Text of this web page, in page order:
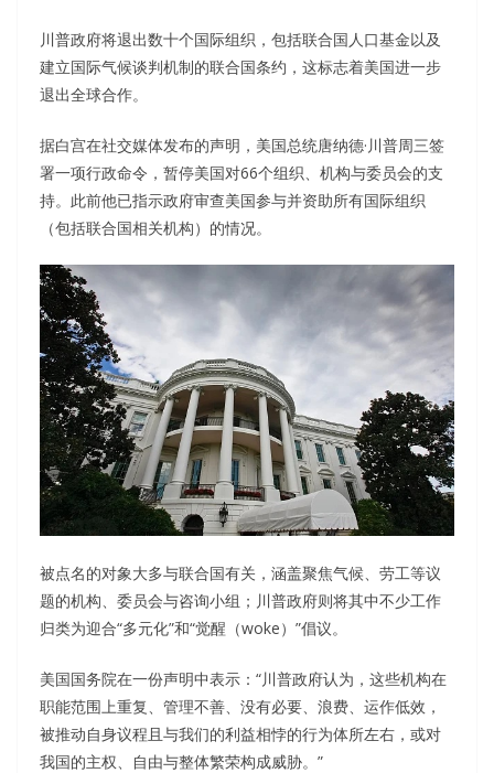
川普政府将退出数十个国际组织，包括联合国人口基金以及
建立国际气候谈判机制的联合国条约，这标志着美国进一步
退出全球合作。
据白宫在社交媒体发布的声明，美国总统唐纳德·川普周三签
署一项行政命令，暂停美国对66个组织、机构与委员会的支
持。此前他已指示政府审查美国参与并资助所有国际组织
（包括联合国相关机构）的情况。
被点名的对象大多与联合国有关，涵盖聚焦气候、劳工等议
题的机构、委员会与咨询小组；川普政府则将其中不少工作
归类为迎合“多元化”和“觉醒（woke）”倡议。
美国国务院在一份声明中表示：“川普政府认为，这些机构在
职能范围上重复、管理不善、没有必要、浪费、运作低效，
被推动自身议程且与我们的利益相悖的行为体所左右，或对
我国的主权、自由与整体繁荣构成威胁。”